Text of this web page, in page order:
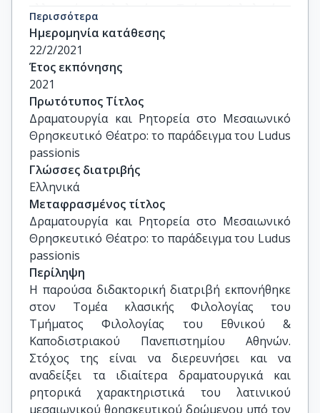
ελληνικής Φιλολογίας, Τμήμα Φιλολογίας,
ΕΚΠΑ
Ιωσήφ Βιβιλάκης, Καθηγητής, Τμήμα
Θεατρικών Σπουδών, ΕΚΠΑ
Ρουμπίνη Δημοπούλου, Επίκουρη Καθηγήτρια,
Τμήμα Ιταλικής Γλώσσας & Φιλολογίας, ΕΚΠΑ
Alessandro Lagioia, Επίκουρος καθηγητής
Λατινικής Φιλολογίας, Πανεπιστήμιο Μπάρι
Περισσότερα
Ημερομηνία κατάθεσης
22/2/2021
Έτος εκπόνησης
2021
Πρωτότυπος Τίτλος
Δραματουργία και Ρητορεία στο Μεσαιωνικό
Θρησκευτικό Θέατρο: το παράδειγμα του Ludus
passionis
Γλώσσες διατριβής
Ελληνικά
Μεταφρασμένος τίτλος
Δραματουργία και Ρητορεία στο Μεσαιωνικό
Θρησκευτικό Θέατρο: το παράδειγμα του Ludus
passionis
Περίληψη
Η παρούσα διδακτορική διατριβή εκπονήθηκε
στον Τομέα κλασικής Φιλολογίας του
Τμήματος Φιλολογίας του Εθνικού &
Καποδιστριακού Πανεπιστημίου Αθηνών.
Στόχος της είναι να διερευνήσει και να
αναδείξει τα ιδιαίτερα δραματουργικά και
ρητορικά χαρακτηριστικά του λατινικού
μεσαιωνικού θρησκευτικού δρώμενου υπό τον